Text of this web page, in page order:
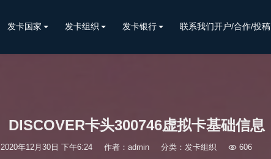
发卡国家 发卡组织 发卡银行 联系我们开户/合作/投稿
DISCOVER卡头300746虚拟卡基础信息
2020年12月30日 下午6:24 作者：admin 分类： 发卡组织 606